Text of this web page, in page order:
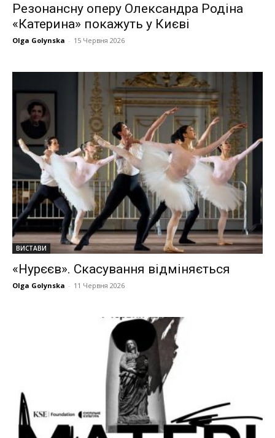
Резонансну оперу Олександра Родіна
«Катерина» покажуть у Києві
Olga Golynska - 15 Червня 2026
ВИСТАВИ
«Нурєєв». Скасування відміняється
Olga Golynska - 11 Червня 2026